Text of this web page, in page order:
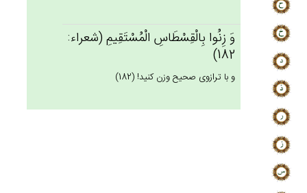
وَ زِنُوا بِالْقِسْطَاس‌ِ الْمُسْتَقِيم‌ِ (شعراء:
182)
و با ترازوى صحيح وزن كنيد! (182)